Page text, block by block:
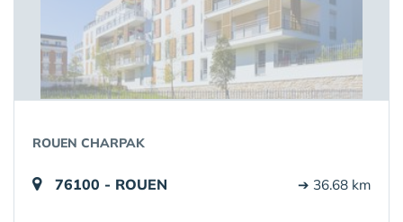
ROUEN CHARPAK
76100 - ROUEN ➔ 36.68 km